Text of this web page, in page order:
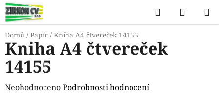
Přejít
na
obsah
Hledat
KOŠÍK
Domů / Papír / Kniha A4 čtvereček 14155
Kniha A4 čtvereček
14155
Průměrné
NeohodnocenoPodrobnosti hodnocení